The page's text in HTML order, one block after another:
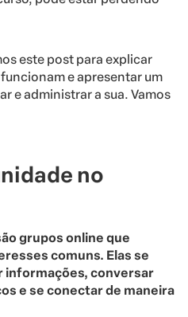
este post para explicar
e apresentar um
e administrar a sua. Vamos
no
grupos online que
comuns. Elas se
informações, conversar
e se conectar de maneira